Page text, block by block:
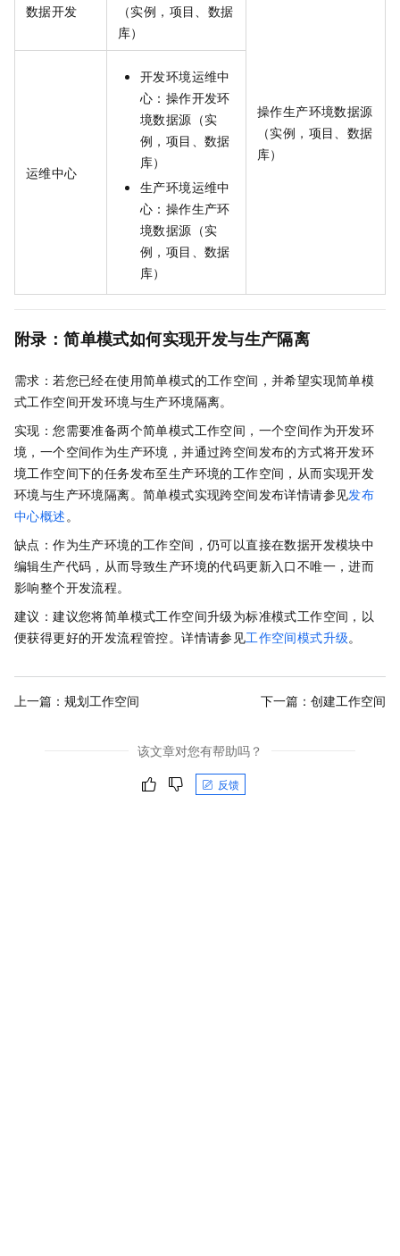
数据开发
（实例，项目、数据
库）
操作生产环境数据源
（实例，项目、数据
库）
运维中心
开发环境运维中
心：操作开发环
境数据源（实
例，项目、数据
库）
生产环境运维中
心：操作生产环
境数据源（实
例，项目、数据
库）
附录：简单模式如何实现开发与生产隔离
需求：若您已经在使用简单模式的工作空间，并希望实现简单模
式工作空间开发环境与生产环境隔离。
实现：您需要准备两个简单模式工作空间，一个空间作为开发环
境，一个空间作为生产环境，并通过跨空间发布的方式将开发环
境工作空间下的任务发布至生产环境的工作空间，从而实现开发
环境与生产环境隔离。 简单模式实现跨空间发布详情请参见发布
中心概述。
缺点：作为生产环境的工作空间，仍可以直接在数据开发模块中
编辑生产代码，从而导致生产环境的代码更新入口不唯一，进而
影响整个开发流程。
建议：建议您将简单模式工作空间升级为标准模式工作空间，以
便获得更好的开发流程管控。详情请参见工作空间模式升级。
上一篇： 规划工作空间 下一篇： 创建工作空间
该文章对您有帮助吗？
反馈